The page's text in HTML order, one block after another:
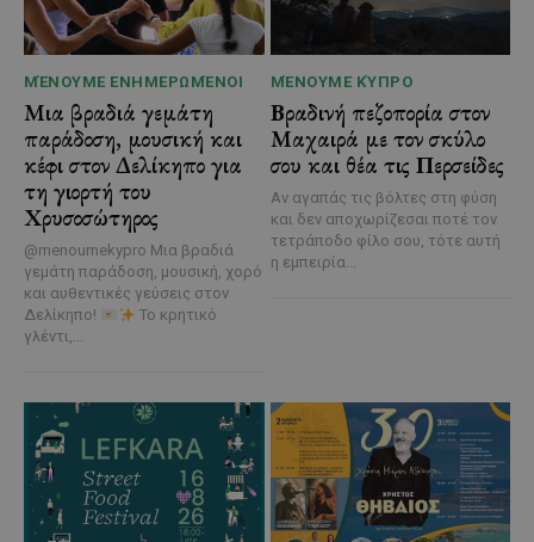
ΜΈΝΟΥΜΕ ΕΝΗΜΕΡΩΜΈΝΟΙ
Μια βραδιά γεμάτη
παράδοση, μουσική και
κέφι στον Δελίκηπο για
τη γιορτή του
Χρυσοσώτηρος
@menoumekypro Μια βραδιά
γεμάτη παράδοση, μουσική, χορό
και αυθεντικές γεύσεις στον
Δελίκηπο!
Το κρητικό
γλέντι,...
ΜΈΝΟΥΜΕ ΚΎΠΡΟ
Βραδινή πεζοπορία στον
Μαχαιρά με τον σκύλο
σου και θέα τις Περσείδες
Αν αγαπάς τις βόλτες στη φύση
και δεν αποχωρίζεσαι ποτέ τον
τετράποδο φίλο σου, τότε αυτή
η εμπειρία...